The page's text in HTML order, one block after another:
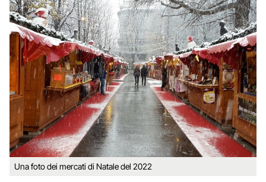
Una foto dei mercati di Natale del 2022